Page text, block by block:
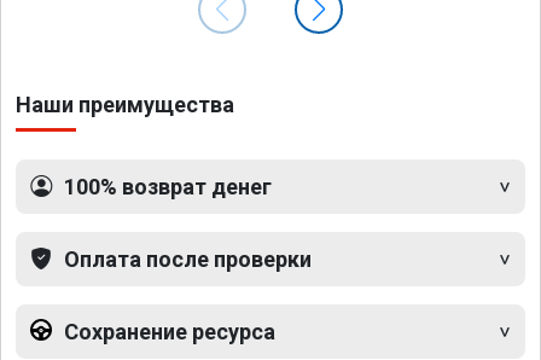
Наши преимущества
100% возврат денег
Оплата после проверки
Сохранение ресурса